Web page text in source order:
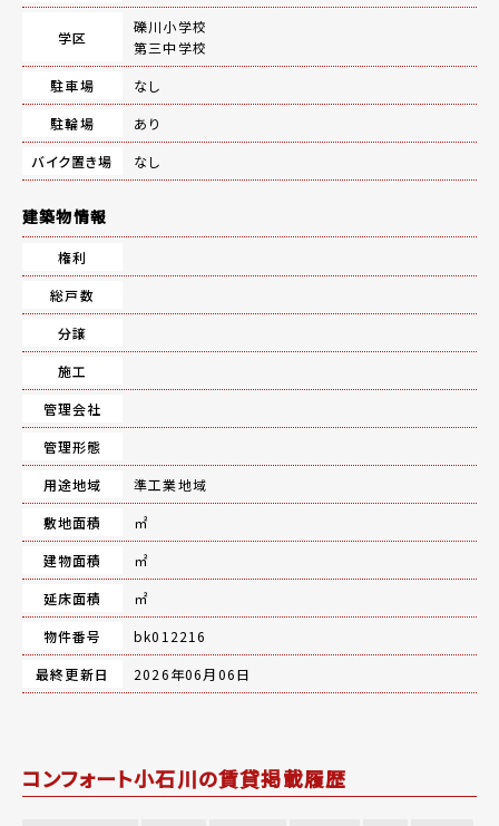
学区
礫川小学校
第三中学校
駐車場
なし
駐輪場
あり
バイク置き場
なし
建築物情報
権利
総戸数
分譲
施工
管理会社
管理形態
用途地域
準工業地域
敷地面積
㎡
建物面積
㎡
延床面積
㎡
物件番号
bk012216
最終更新日
2026年06月06日
コンフォート小石川の賃貸掲載履歴